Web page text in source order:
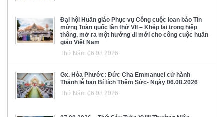
Đại hội Huấn giáo Phục vụ Công cuộc loan báo Tin
mừng Toàn quốc lần thứ VII – Khép lại trong hiệp
thông, mở ra một hướng đi mới cho công cuộc huấn
giáo Việt Nam
Thứ Năm 06.08.2026
Gx. Hòa Phước: Đức Cha Emmanuel cử hành
Thánh lễ ban Bí tích Thêm Sức- Ngày 06.08.2026
Thứ Năm 06.08.2026